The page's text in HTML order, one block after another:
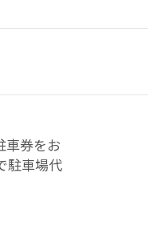
車券をお
駐車場代